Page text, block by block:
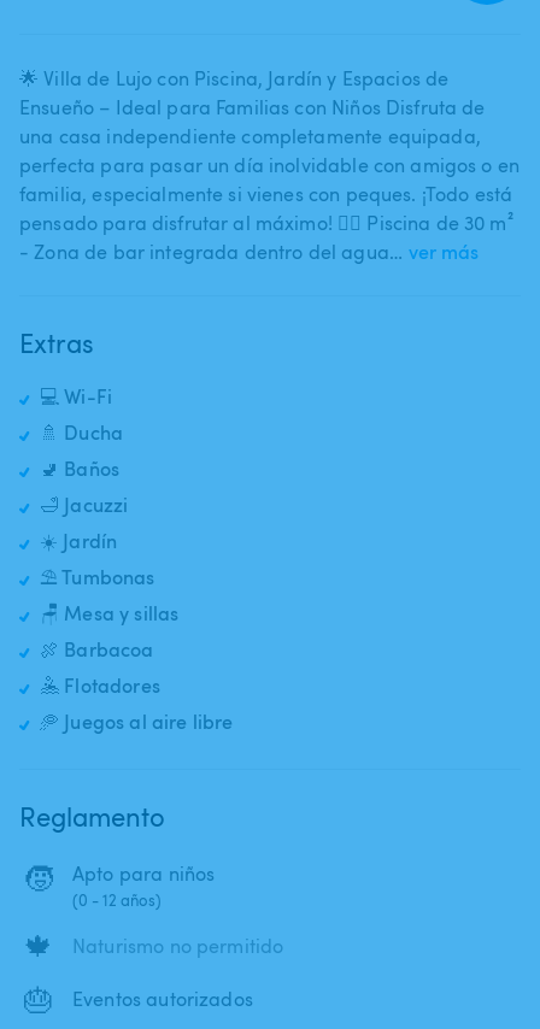
🌟 Villa de Lujo con Piscina​,​ Jardín y Espacios de
Ensueño – Ideal para Familias con Niños Disfruta de
una casa independiente completamente equipada​,​
perfecta para pasar un día inolvidable con amigos o en
familia​,​ especialmente si vienes con peques. ¡Todo está
pensado para disfrutar al máximo! 🏊‍♀️ Piscina de 30 m²
- Zona de bar integrada dentro del agua… ver más
Extras
💻 Wi-Fi
🚿 Ducha
🚽 Baños
🛁 Jacuzzi
☀️ Jardín
⛱️ Tumbonas
🪑 Mesa y sillas
🍖 Barbacoa
🤽 Flotadores
🥏 Juegos al aire libre
Reglamento
🧒 Apto para niños
(0 - 12 años)
🍁 Naturismo no permitido
🎂 Eventos autorizados